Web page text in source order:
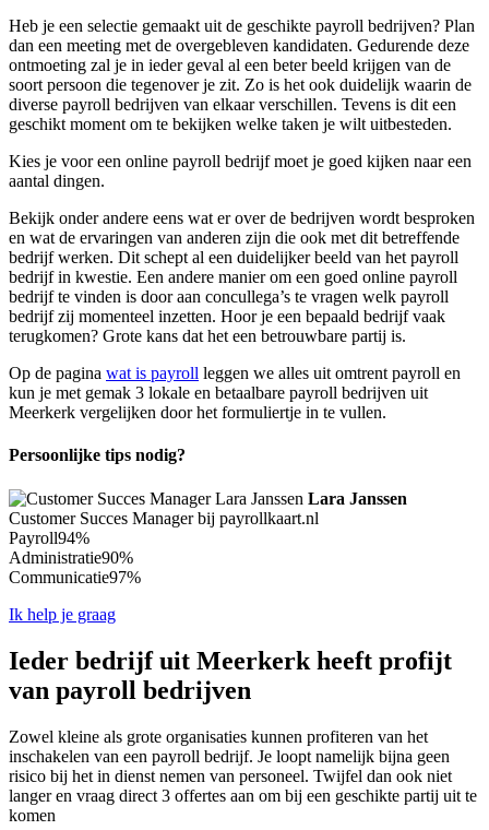
Heb je een selectie gemaakt uit de geschikte payroll bedrijven? Plan
dan een meeting met de overgebleven kandidaten. Gedurende deze
ontmoeting zal je in ieder geval al een beter beeld krijgen van de
soort persoon die tegenover je zit. Zo is het ook duidelijk waarin de
diverse payroll bedrijven van elkaar verschillen. Tevens is dit een
geschikt moment om te bekijken welke taken je wilt uitbesteden.
Kies je voor een online payroll bedrijf moet je goed kijken naar een
aantal dingen.
Bekijk onder andere eens wat er over de bedrijven wordt besproken
en wat de ervaringen van anderen zijn die ook met dit betreffende
bedrijf werken. Dit schept al een duidelijker beeld van het payroll
bedrijf in kwestie. Een andere manier om een goed online payroll
bedrijf te vinden is door aan concullega’s te vragen welk payroll
bedrijf zij momenteel inzetten. Hoor je een bepaald bedrijf vaak
terugkomen? Grote kans dat het een betrouwbare partij is.
Op de pagina wat is payroll leggen we alles uit omtrent payroll en
kun je met gemak 3 lokale en betaalbare payroll bedrijven uit
Meerkerk vergelijken door het formuliertje in te vullen.
Persoonlijke tips nodig?
Lara Janssen
Customer Succes Manager bij payrollkaart.nl
Payroll94%
Administratie90%
Communicatie97%
Ik help je graag
Ieder bedrijf uit Meerkerk heeft profijt
van payroll bedrijven
Zowel kleine als grote organisaties kunnen profiteren van het
inschakelen van een payroll bedrijf. Je loopt namelijk bijna geen
risico bij het in dienst nemen van personeel. Twijfel dan ook niet
langer en vraag direct 3 offertes aan om bij een geschikte partij uit te
komen